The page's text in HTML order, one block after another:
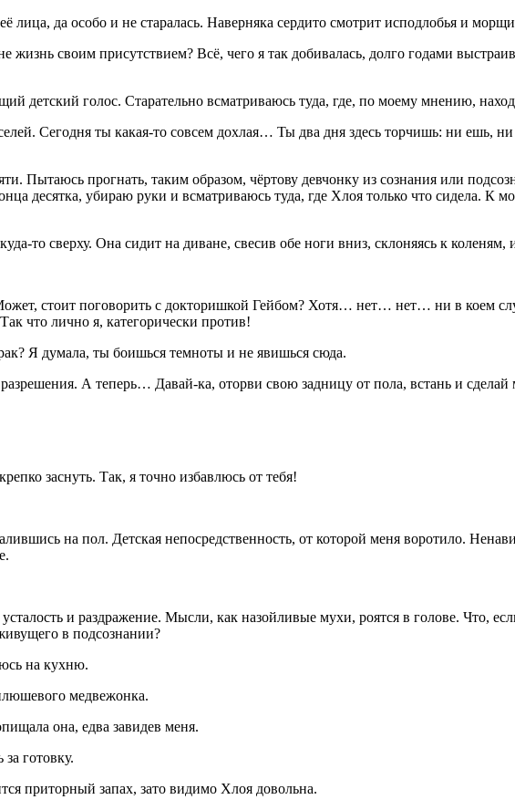
лица, да особо и не старалась. Наверняка сердито смотрит исподлобья и
своим присутствием? Всё, чего я так добивалась, долго годами
детский голос. Старательно всматриваюсь туда, где, по моему мнению,
Сегодня ты какая-то совсем дохлая… Ты два дня здесь торчишь: ни ешь, ни
Пытаюсь прогнать, таким образом, чёртову девчонку из сознания или
десятка, убираю руки и всматриваюсь туда, где Хлоя только что сидела. К
то сверху. Она сидит на диване, свесив обе ноги вниз, склоняясь к коленям,
стоит поговорить с докторишкой Гейбом? Хотя… нет… нет… ни в коем
что лично я, категорически против!
Я думала, ты боишься темноты и не явишься сюда.
А теперь… Давай-ка, оторви свою задницу от пола, встань и сделай
заснуть. Так, я точно избавлюсь от тебя!
на пол. Детская непосредственность, от которой меня воротило.
и раздражение. Мысли, как назойливые мухи, роятся в голове. Что,
в подсознании?
на кухню.
медвежонка.
она, едва завидев меня.
готовку.
приторный запах, зато видимо Хлоя довольна.